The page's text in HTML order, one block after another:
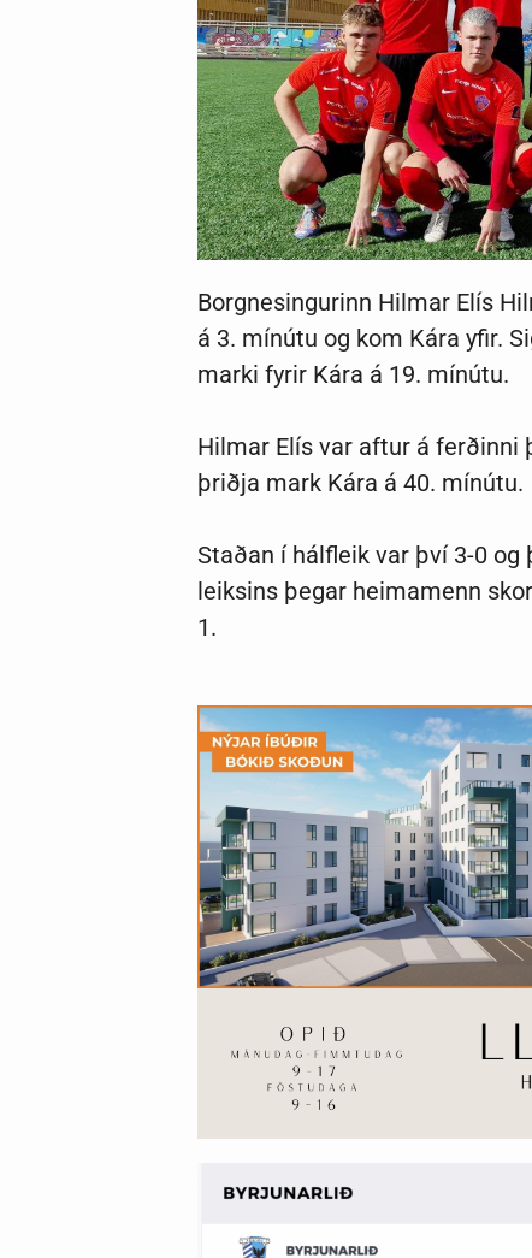
Borgnesingurinn Hilmar Elís
á 3. mínútu og kom Kára yfir.
marki fyrir Kára á 19. mínútu.
Hilmar Elís var aftur á ferðinni
þriðja mark Kára á 40. mínútu.
Staðan í hálfleik var því 3-0
leiksins þegar heimamenn
1.